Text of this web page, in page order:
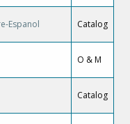
Espanol Catalog
O & M
Catalog